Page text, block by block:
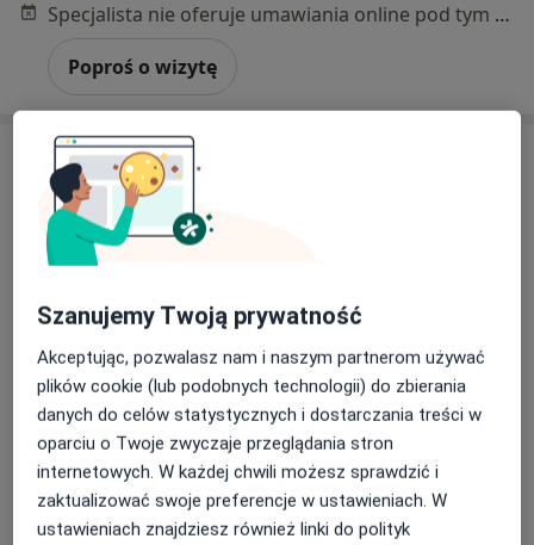
Specjalista nie oferuje umawiania online pod tym adresem.
Poproś o wizytę
lek. Paulina Lupa-Żelechowska
Ginekolog·Więcej
103 opinie
Adres 1 Adres 2
Mikołowska 9A, Gliwice Mapa
Szanujemy Twoją prywatność
Akceptując, pozwalasz nam i naszym partnerom używać
plików cookie (lub podobnych technologii) do zbierania
danych do celów statystycznych i dostarczania treści w
oparciu o Twoje zwyczaje przeglądania stron
internetowych. W każdej chwili możesz sprawdzić i
zaktualizować swoje preferencje w ustawieniach. W
ustawieniach znajdziesz również linki do polityk